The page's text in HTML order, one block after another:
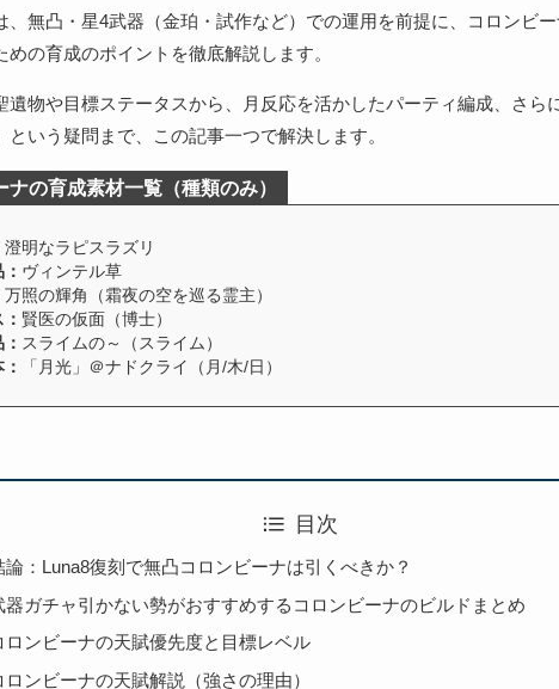
、無凸・星4武器（金珀・試作など）での運用を前提に、コロンビ
めの育成のポイントを徹底解説します。
遺物や目標ステータスから、月反応を活かしたパーティ編成、さら
という疑問まで、この記事一つで解決します。
ナの育成素材一覧（種類のみ）
澄明なラピスラズリ
ヴィンテル草
万照の輝角（霜夜の空を巡る霊主）
賢医の仮面（博士）
スライムの～（スライム）
「月光」＠ナドクライ（月/木/日）
目次
論：Luna8復刻で無凸コロンビーナは引くべきか？
器ガチャ引かない勢がおすすめするコロンビーナのビルドまとめ
ロンビーナの天賦優先度と目標レベル
ロンビーナの天賦解説（強さの理由）